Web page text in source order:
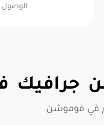
الوصول
جرافيك
في فوموشن